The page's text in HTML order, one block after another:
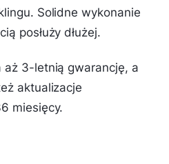
Solidne wykonanie
posłuży dłużej.
3-letnią gwarancję, a
aktualizacje
miesięcy.